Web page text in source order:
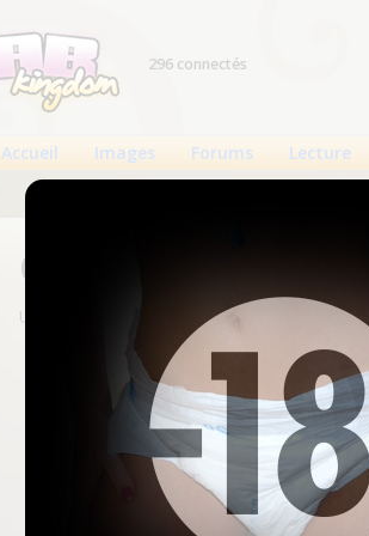
296 connectés
Accueil Images Forums Lecture
Connexion
Un compte est nécessaire pour voir cette
Nom
Mot de